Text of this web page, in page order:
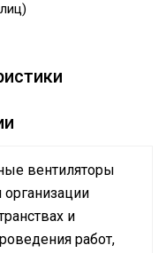
вентиляторы
и
работ,